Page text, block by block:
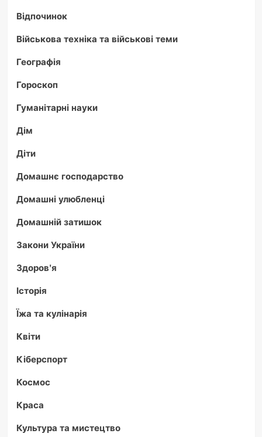
Відпочинок
Військова техніка та військові теми
Географія
Гороскоп
Гуманітарні науки
Дім
Діти
Домашнє господарство
Домашні улюбленці
Домашній затишок
Закони України
Здоров'я
Історія
Їжа та кулінарія
Квіти
Кіберспорт
Космос
Краса
Культура та мистецтво